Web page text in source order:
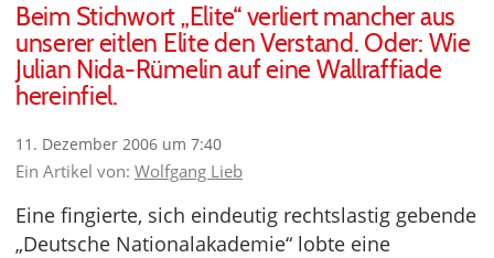
Beim Stichwort „Elite“ verliert mancher aus
unserer eitlen Elite den Verstand. Oder: Wie
Julian Nida-Rümelin auf eine Wallraffiade
hereinfiel.
11. Dezember 2006 um 7:40
Ein Artikel von: Wolfgang Lieb
Eine fingierte, sich eindeutig rechtslastig gebende
„Deutsche Nationalakademie“ lobte eine